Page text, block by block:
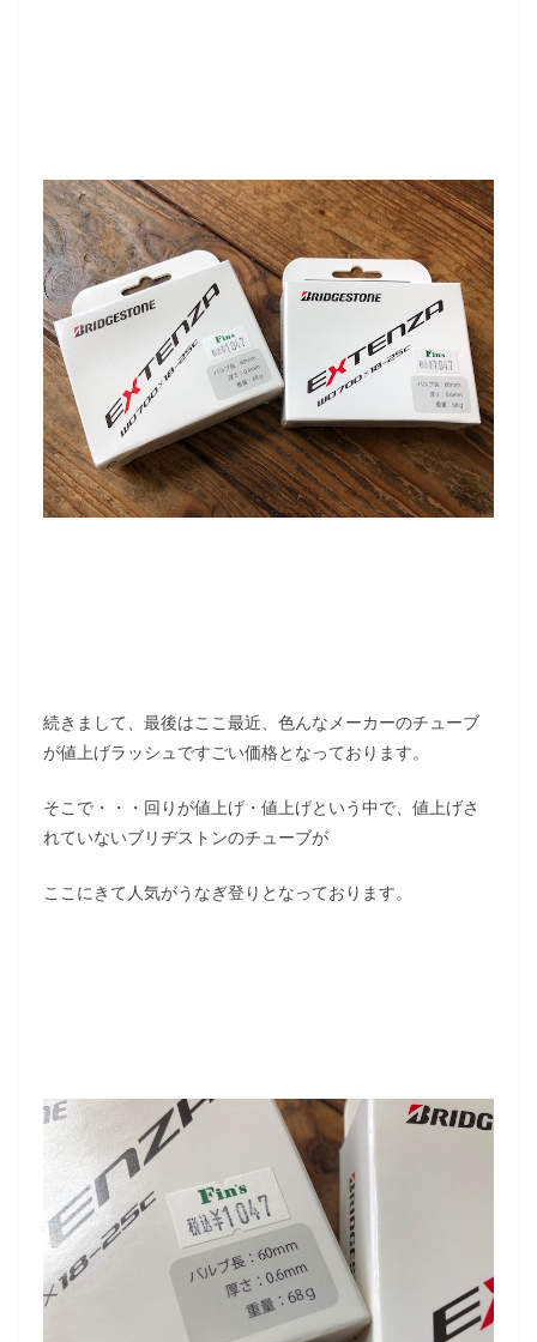
続きまして、最後はここ最近、色んなメーカーのチューブ
が値上げラッシュですごい価格となっております。
そこで・・・回りが値上げ・値上げという中で、値上げさ
れていないブリヂストンのチューブが
ここにきて人気がうなぎ登りとなっております。